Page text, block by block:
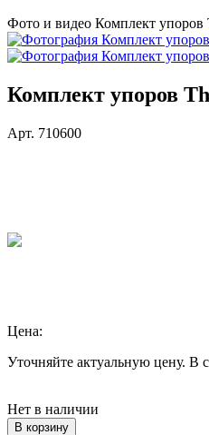
Фото и видео Комплект упоров
Комплект упоров
Арт. 710600
Цена:
Уточняйте актуальную цену. В
Нет в наличии
В корзину